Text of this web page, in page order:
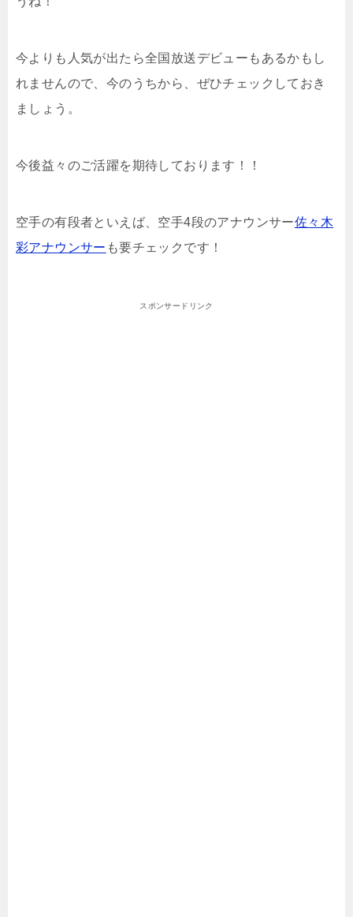
今よりも人気が出たら全国放送デビューもあるかもし
れませんので、今のうちから、ぜひチェックしておき
ましょう。
今後益々のご活躍を期待しております！！
空手の有段者といえば、空手4段のアナウンサー佐々木
彩アナウンサー も要チェックです！
スポンサードリンク